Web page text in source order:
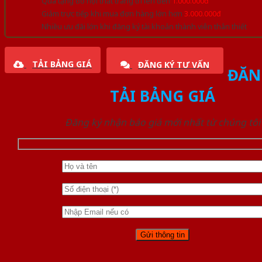
Giảm trực tiếp khi mua đơn hàng lớn hơn 3.000.000đ
Nhiều ưu đãi lớn khi đăng ký tài khoản thành viên thân thiết
TẢI BẢNG GIÁ ĐĂNG KÝ TƯ VẤN
TẢI BẢNG GIÁ
Đăng ký nhận báo giá mới nhất từ chúng tôi